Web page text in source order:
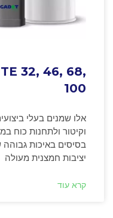
32, 46, 68,
100
אלו שמנים בעלי
וקיטור ולתחנות כוח
בסיסים באיכות
יציבות חמצנית מעולה
קרא עוד